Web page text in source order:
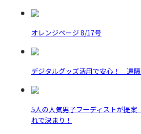
オレンジページ 8/17号
デジタルグッズ活用で安心！ 遠
5人の人気男子フーディストが提
れで決まり！